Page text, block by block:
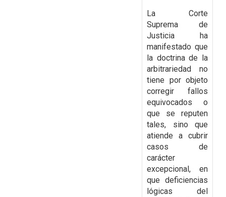
La Corte
Suprema de
Justicia ha
manifestado que
la doctrina de la
arbitrariedad no
tiene por objeto
corregir fallos
equivocados o
que se reputen
tales, sino que
atiende a cubrir
casos de
carácter
excepcional, en
que deficiencias
lógicas del